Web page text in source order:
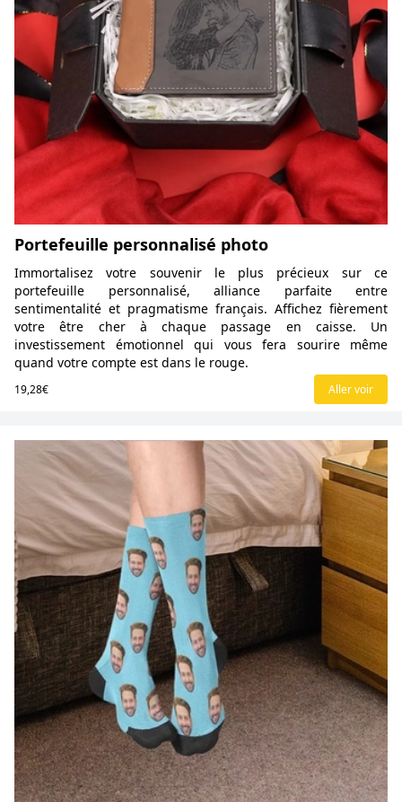
Portefeuille personnalisé photo
Immortalisez votre souvenir le plus précieux sur ce
portefeuille personnalisé, alliance parfaite entre
sentimentalité et pragmatisme français. Affichez fièrement
votre être cher à chaque passage en caisse. Un
investissement émotionnel qui vous fera sourire même
quand votre compte est dans le rouge.
19,28€ Aller voir